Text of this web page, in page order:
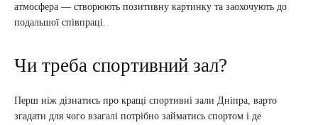
атмосфера — створюють позитивну картинку та заохочують до
подальшої співпраці.
Чи треба спортивний зал?
Перш ніж дізнатись про кращі спортивні зали Дніпра, варто
згадати для чого взагалі потрібно займатись спортом і де